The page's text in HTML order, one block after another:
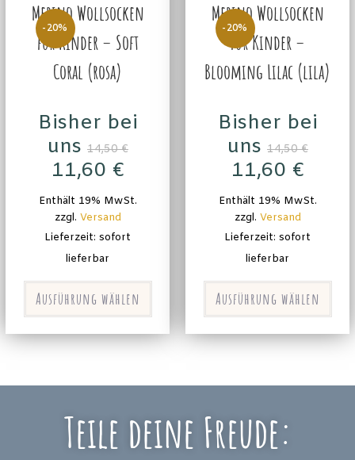
-20%
Merino Wollsocken
für Kinder – Soft
Coral (rosa)
Bisher bei
uns 14,50€
11,60 €
Enthält 19% MwSt.
zzgl. Versand
Lieferzeit: sofort
lieferbar
Ausführung wählen
-20%
Merino Wollsocken
für Kinder –
Blooming Lilac (lila)
Bisher bei
uns 14,50€
11,60 €
Enthält 19% MwSt.
zzgl. Versand
Lieferzeit: sofort
lieferbar
Ausführung wählen
Teile deine Freude: